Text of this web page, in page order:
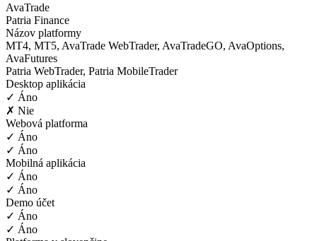
AvaTrade
Patria Finance
Názov platformy
MT4, MT5, AvaTrade WebTrader, AvaTradeGO, AvaOptions,
AvaFutures
Patria WebTrader, Patria MobileTrader
Desktop aplikácia
✓ Áno
✗ Nie
Webová platforma
✓ Áno
✓ Áno
Mobilná aplikácia
✓ Áno
✓ Áno
Demo účet
✓ Áno
✓ Áno